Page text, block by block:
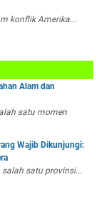
konflik Amerika...
Alam dan
satu momen
Wajib Dikunjungi:
satu provinsi...